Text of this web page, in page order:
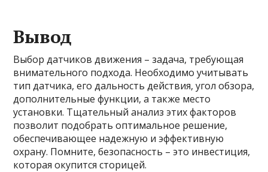
Вывод
Выбор датчиков движения – задача, требующая
внимательного подхода. Необходимо учитывать
тип датчика, его дальность действия, угол обзора,
дополнительные функции, а также место
установки. Тщательный анализ этих факторов
позволит подобрать оптимальное решение,
обеспечивающее надежную и эффективную
охрану. Помните, безопасность – это инвестиция,
которая окупится сторицей.